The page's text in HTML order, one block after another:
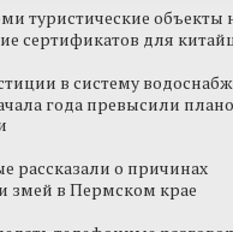
крае установят новые
беспилотников
для обнаружения и
БПЛА в воздухе.
объекты начали
о причинах
туристические объекты
сертификатов для
в систему
года превысили
рассказали о причинах
змей в Пермском крае